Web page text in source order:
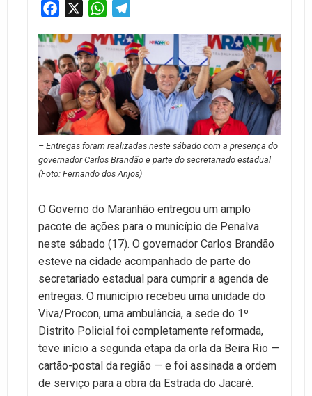
Facebook WhatsApp
– Entregas foram realizadas neste sábado com a presença do
governador Carlos Brandão e parte do secretariado estadual
(Foto: Fernando dos Anjos)
O Governo do Maranhão entregou um amplo
pacote de ações para o município de Penalva
neste sábado (17). O governador Carlos Brandão
esteve na cidade acompanhado de parte do
secretariado estadual para cumprir a agenda de
entregas. O município recebeu uma unidade do
Viva/Procon, uma ambulância, a sede do 1º
Distrito Policial foi completamente reformada,
teve início a segunda etapa da orla da Beira Rio —
cartão-postal da região — e foi assinada a ordem
de serviço para a obra da Estrada do Jacaré.